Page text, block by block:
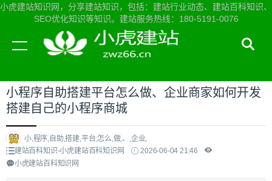
小虎建站知识网，分享建站知识，包括：建站行业动态、建站百科知识、
SEO优化知识等知识。建站服务热线：180-5191-0076
当前位置：小虎建站知识网首页>建站百科知识
小程序自助搭建平台怎么做、企业商家如何开发
搭建自己的小程序商城
小,程序,自助,搭建,平台,怎么,做,、,企业,
建站百科知识-小虎建站百科知识网
2026-06-04 21:46
小虎建站百科知识网